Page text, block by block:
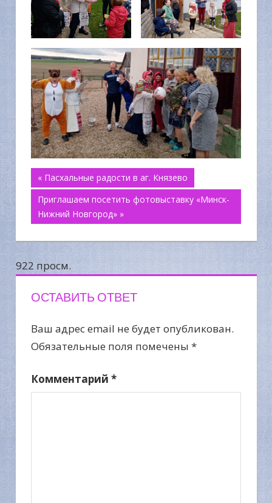
Навигация
по
« Пасхальные радости в аг. Князево
Приглашаем посетить фотовыставку «Минск-
Нижний Новгород» »
922 просм.
ОСТАВИТЬ ОТВЕТ
Ваш адрес email не будет опубликован.
Обязательные поля помечены *
Комментарий *